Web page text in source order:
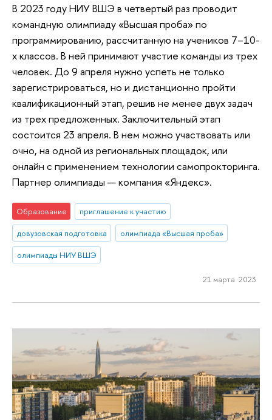
В 2023 году НИУ ВШЭ в четвертый раз проводит
командную олимпиаду «Высшая проба» по
программированию, рассчитанную на учеников 7–10-
х классов. В ней принимают участие команды из трех
человек. До 9 апреля нужно успеть не только
зарегистрироваться, но и дистанционно пройти
квалификационный этап, решив не менее двух задач
из трех предложенных. Заключительный этап
состоится 23 апреля. В нем можно участвовать или
очно, на одной из региональных площадок, или
онлайн с применением технологии самопрокторинга.
Партнер олимпиады — компания «Яндекс».
Образование
приглашение к участию
довузовская подготовка
олимпиада «Высшая проба»
олимпиады НИУ ВШЭ
21 марта 2023